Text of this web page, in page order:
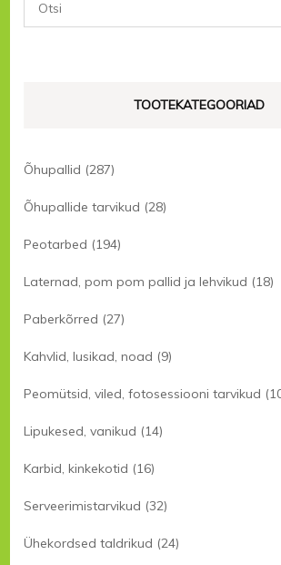
TOOTEKATEGOORIAD
Õhupallid (287)
Õhupallide tarvikud (28)
Peotarbed (194)
Laternad, pom pom pallid ja lehvikud (18)
Paberkõrred (27)
Kahvlid, lusikad, noad (9)
Peomütsid, viled, fotosessiooni tarvikud
Lipukesed, vanikud (14)
Karbid, kinkekotid (16)
Serveerimistarvikud (32)
Ühekordsed taldrikud (24)